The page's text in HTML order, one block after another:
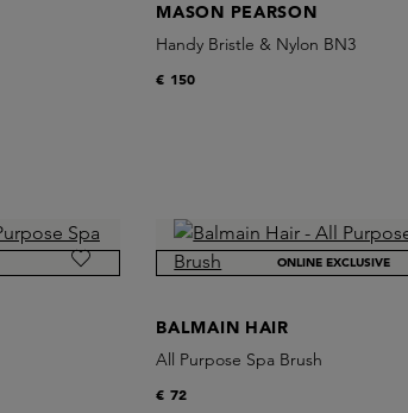
MASON PEARSON
Handy Bristle & Nylon BN3
€ 150
ONLINE EXCLUSIVE
BALMAIN HAIR
All Purpose Spa Brush
€ 72